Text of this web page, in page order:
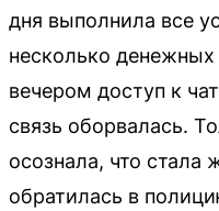
дня выполнила все
несколько
вечером доступ к
связь оборвалась.
осознала, что стала
обратилась в